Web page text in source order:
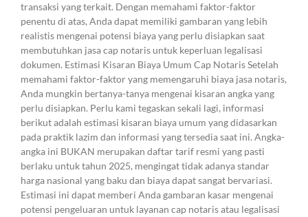
transaksi yang terkait. Dengan memahami faktor-faktor
penentu di atas, Anda dapat memiliki gambaran yang lebih
realistis mengenai potensi biaya yang perlu disiapkan saat
membutuhkan jasa cap notaris untuk keperluan legalisasi
dokumen. Estimasi Kisaran Biaya Umum Cap Notaris Setelah
memahami faktor-faktor yang memengaruhi biaya jasa notaris,
Anda mungkin bertanya-tanya mengenai kisaran angka yang
perlu disiapkan. Perlu kami tegaskan sekali lagi, informasi
berikut adalah estimasi kisaran biaya umum yang didasarkan
pada praktik lazim dan informasi yang tersedia saat ini. Angka-
angka ini BUKAN merupakan daftar tarif resmi yang pasti
berlaku untuk tahun 2025, mengingat tidak adanya standar
harga nasional yang baku dan biaya dapat sangat bervariasi.
Estimasi ini dapat memberi Anda gambaran kasar mengenai
potensi pengeluaran untuk layanan cap notaris atau legalisasi